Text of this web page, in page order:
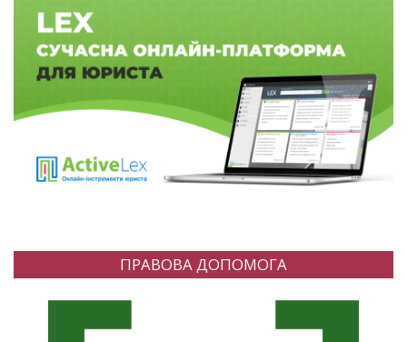
ПРАВОВА ДОПОМОГА